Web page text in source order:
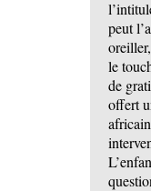
peut
le
de
offert